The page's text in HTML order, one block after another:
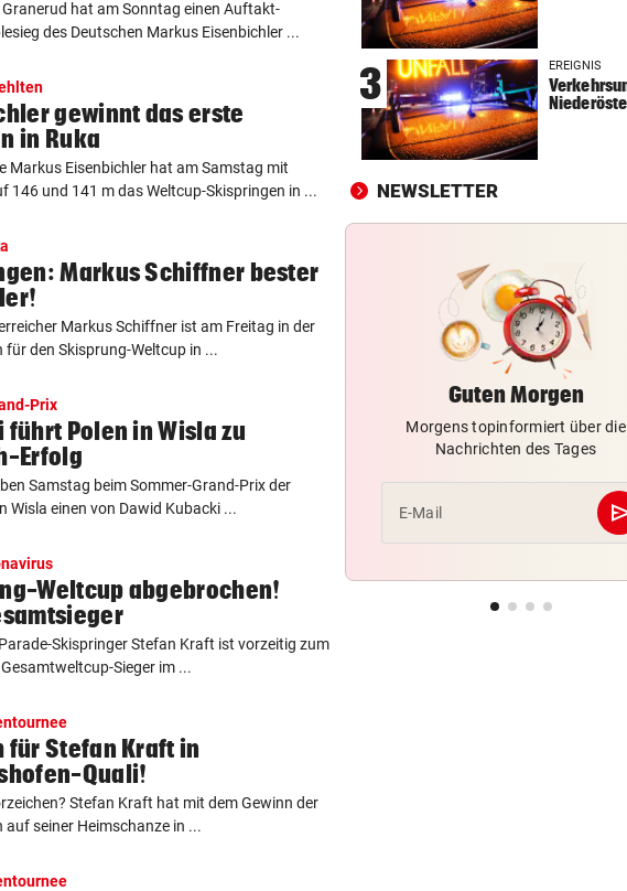
Granerud hat am Sonntag einen Auftakt-
des Deutschen Markus Eisenbichler ...
gewinnt das erste
in Ruka
Markus Eisenbichler hat am Samstag mit
146 und 141 m das Weltcup-Skispringen in ...
Markus Schiffner bester
Markus Schiffner ist am Freitag in der
den Skisprung-Weltcup in ...
Prix
führt Polen in Wisla zu
Erfolg
Samstag beim Sommer-Grand-Prix der
Wisla einen von Dawid Kubacki ...
Weltcup abgebrochen!
Skispringer Stefan Kraft ist vorzeitig zum
Sieger im ...
für Stefan Kraft in
Quali!
Stefan Kraft hat mit dem Gewinn der
seiner Heimschanze in ...
2 JAHRE LANG GETESTET
Drei Steirer tüfteln an der
Boxershort
DRAMATISCHE RETTUNG
„In der Wohnung war es
und stockfinster“
CONFERENCE LEAGUE vor
Rapid-Sieg in Estland
3 EREIGNIS
NEWSLETTER
Guten Morgen
Morgens topinformiert über die
Nachrichten des Tages
E-Mail